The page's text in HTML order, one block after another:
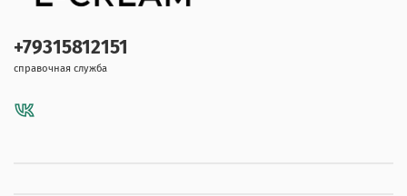
+79315812151
справочная служба